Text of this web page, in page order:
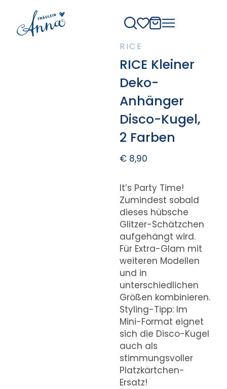
RICE
RICE Kleiner
Deko-
Anhänger
Disco-Kugel,
2 Farben
€8,90
It’s Party Time!
Zumindest sobald
dieses hübsche
Glitzer-Schätzchen
aufgehängt wird.
Für Extra-Glam mit
weiteren Modellen
und in
unterschiedlichen
Größen kombinieren.
Styling-Tipp: Im
Mini-Format eignet
sich die Disco-Kugel
auch als
stimmungsvoller
Platzkärtchen-
Ersatz!